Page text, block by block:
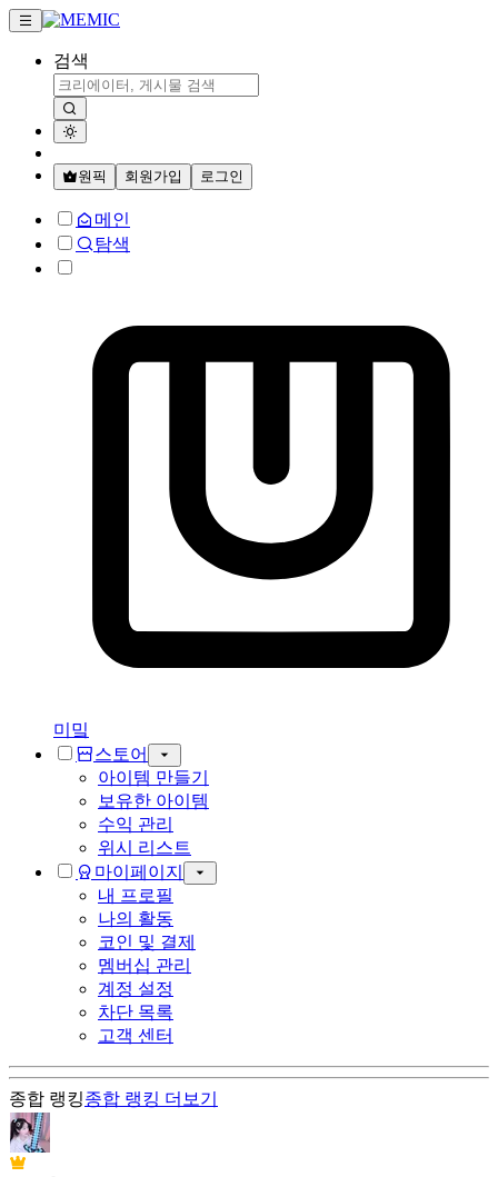
검색
원픽 회원가입 로그인
메인
탐색
미밐
스토어
아이템 만들기
보유한 아이템
수익 관리
위시 리스트
마이페이지
내 프로필
나의 활동
코인 및 결제
멤버십 관리
계정 설정
차단 목록
고객 센터
종합 랭킹종합 랭킹 더보기